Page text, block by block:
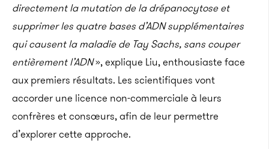
directement la mutation de la drépanocytose et
supprimer les quatre bases d’ADN supplémentaires
qui causent la maladie de Tay Sachs, sans couper
entièrement l’ADN», explique Liu, enthousiaste face
aux premiers résultats. Les scientifiques vont
accorder une licence non-commerciale à leurs
confrères et consœurs, afin de leur permettre
d’explorer cette approche.